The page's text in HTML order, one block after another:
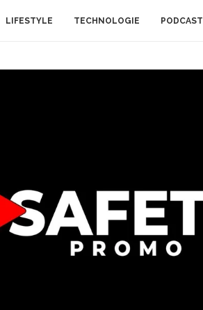
LIFESTYLE TECHNOLOGIE PODCAST